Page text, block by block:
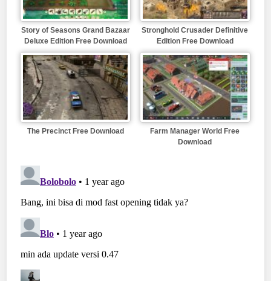
Story of Seasons Grand Bazaar
Deluxe Edition Free Download
Stronghold Crusader Definitive
Edition Free Download
The Precinct Free Download
Farm Manager World Free
Download